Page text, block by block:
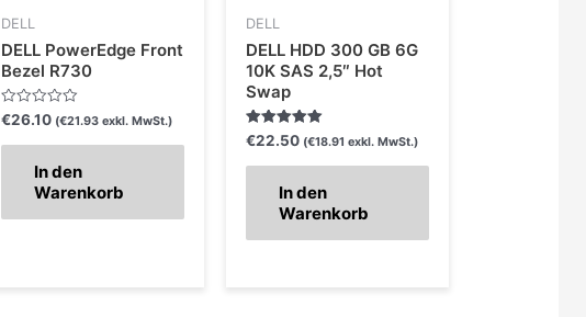
DELL
DELL PowerEdge Front
Bezel R730
Bewertet
mit
0
€26.10 (€21.93 exkl. MwSt.)
In den
Warenkorb
DELL
DELL HDD 300 GB 6G
10K SAS 2,5″ Hot
Swap
Bewertet mit
5.00
von 5
€22.50 (€18.91 exkl. MwSt.)
In den
Warenkorb